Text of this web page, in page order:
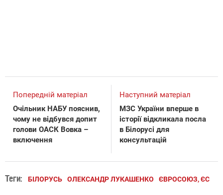
Попередній матеріал
Очільник НАБУ пояснив,
чому не відбувся допит
голови ОАСК Вовка –
включення
Наступний матеріал
МЗС України вперше в
історії відкликала посла
в Білорусі для
консультацій
Теги: БІЛОРУСЬ ОЛЕКСАНДР ЛУКАШЕНКО ЄВРОСОЮЗ, ЄС